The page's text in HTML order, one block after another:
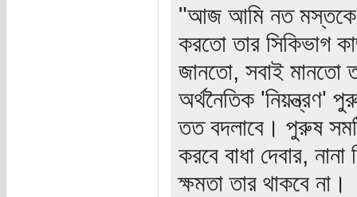
"আজ আমি নত মস্তকে
করতো তার সিকিভাগ
জানতো, সবাই মানতো
অর্থনৈতিক 'নিয়ন্ত্রণ'
তত বদলাবে। পুরুষ
করবে বাধা দেবার,
ক্ষমতা তার থাকবে না।